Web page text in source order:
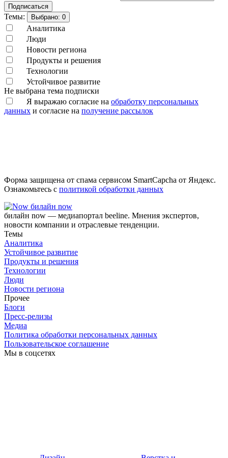
Подписаться
Темы: Выбрано: 0
Аналитика
Люди
Новости региона
Продукты и решения
Технологии
Устойчивое развитие
Не выбрана тема подписки
Я выражаю согласие на обработку персональных
данных и согласие на получение рассылок
Форма защищена от спама сервисом SmartCapcha от Яндекс.
Ознакомьтесь с политикой обработки данных
билайн now
билайн now — медиапортал beeline. Мнения экспертов,
новости компании и отраслевые тенденции.
Темы
Аналитика
Устойчивое развитие
Продукты и решения
Технологии
Люди
Новости региона
Прочее
Блоги
Пресс-релизы
Медиа
Политика обработки персональных данных
Пользовательское соглашение
Мы в соцсетях